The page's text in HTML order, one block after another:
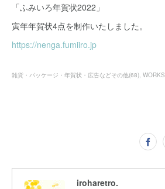
「ふみいろ年賀状2022」
寅年年賀状4点を制作いたしました。
https://nenga.fumiiro.jp
雑貨・パッケージ・年賀状・広告などその他(68) WORKS
iroharetro.